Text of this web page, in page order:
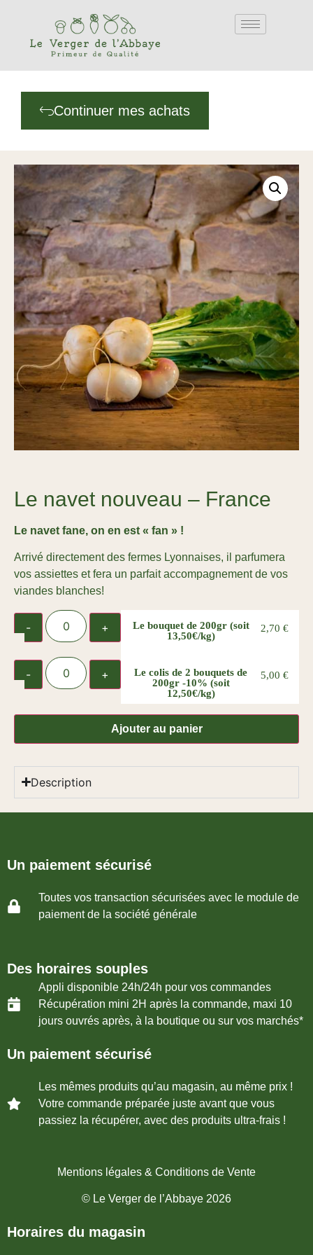
Continuer mes achats
Le navet nouveau – France
Le navet fane, on en est « fan » !
Arrivé directement des fermes Lyonnaises, il parfumera
vos assiettes et fera un parfait accompagnement de vos
viandes blanches!
Le bouquet de 200gr (soit
13,50€/kg)
2,70 €
Le colis de 2 bouquets de
200gr -10% (soit
12,50€/kg)
5,00 €
Ajouter au panier
Description
Un paiement sécurisé
Toutes vos transaction sécurisées avec le module de
paiement de la société générale
Des horaires souples
Appli disponible 24h/24h pour vos commandes
Récupération mini 2H après la commande, maxi 10
jours ouvrés après, à la boutique ou sur vos marchés*
Un paiement sécurisé
Les mêmes produits qu’au magasin, au même prix !
Votre commande préparée juste avant que vous
passiez la récupérer, avec des produits ultra-frais !
Mentions légales & Conditions de Vente
© Le Verger de l’Abbaye 2026
Horaires du magasin